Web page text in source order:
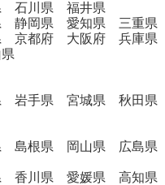
石川県 福井県
静岡県 愛知県 三重県
京都府 大阪府 兵庫県
岩手県 宮城県 秋田県
島根県 岡山県 広島県
香川県 愛媛県 高知県